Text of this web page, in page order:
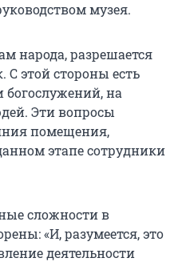
музея.
народа, разрешается
С этой стороны есть
на
Эти вопросы
помещения,
этапе сотрудники
сложности в
«И, разумеется, это
деятельности